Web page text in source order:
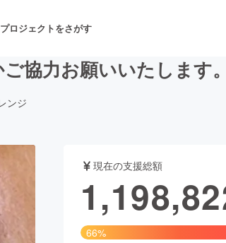
プロジェクトをさがす
舞台・パフォーマンス
ファ
協力お願いいたします。
ンジ
現在の支援総額
66%